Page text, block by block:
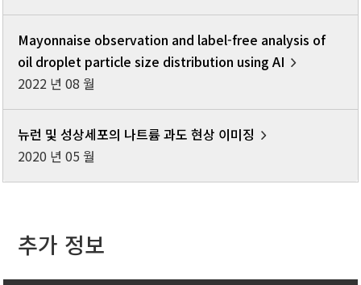
Mayonnaise observation and label-free analysis of
oil droplet particle size distribution using AI
2022 년 08 월
뉴런 및 성상세포의 나트륨 과도 현상 이미징
2020 년 05 월
추가 정보